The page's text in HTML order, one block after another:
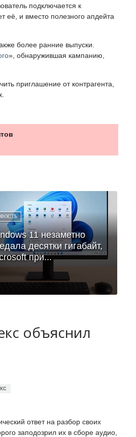
подключается к
её, и вместо полезного апдейта
более ранние выпуски.
», обнаружившая кампанию,
приглашение от контрагента,
11 незаметно
десятки гигабайт,
при...
объяснил
ответ на разбор своих
заподозрил их в сборе аудио,